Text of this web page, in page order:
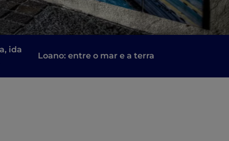
ida
Loano: entre o mar e a terra